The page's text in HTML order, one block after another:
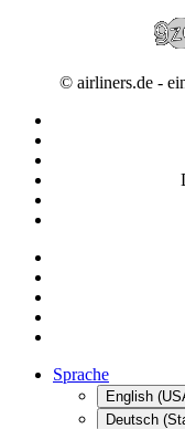
© airliners.de -
Sprache
English
Deutsch